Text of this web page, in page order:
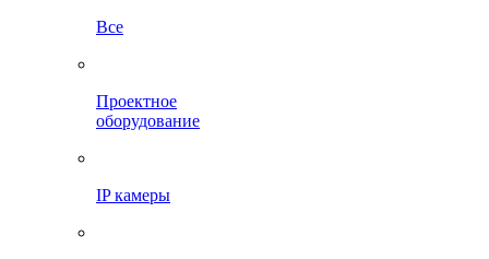
Все
Проектное
оборудование
IP камеры